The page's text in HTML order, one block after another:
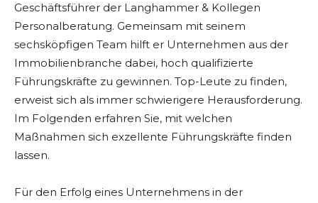
Geschäftsführer der Langhammer & Kollegen
Personalberatung. Gemeinsam mit seinem
sechsköpfigen Team hilft er Unternehmen aus der
Immobilienbranche dabei, hoch qualifizierte
Führungskräfte zu gewinnen. Top-Leute zu finden,
erweist sich als immer schwierigere Herausforderung.
Im Folgenden erfahren Sie, mit welchen
Maßnahmen sich exzellente Führungskräfte finden
lassen.
Für den Erfolg eines Unternehmens in der